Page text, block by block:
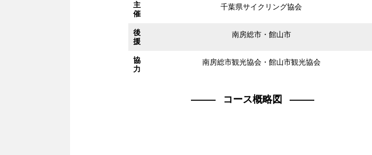
主
催
千葉県サイクリング協会
後
援
南房総市・館山市
協
力
南房総市観光協会・館山市観光協会
コース概略図